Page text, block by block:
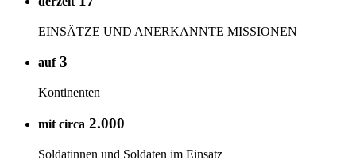
EINSÄTZE UND ANERKANNTE MISSIONEN
auf3
Kontinenten
mit circa 2.000
Soldatinnen und Soldaten im Einsatz